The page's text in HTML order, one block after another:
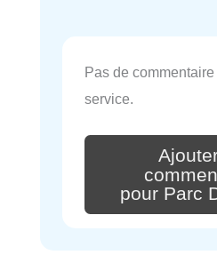
Pas de
service.
pour Parc